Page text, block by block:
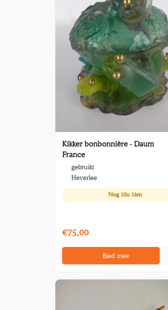
Kikker bonbonnière - Daum
France
gebruikt
Heverlee
Nog 10u 16m
€75,00
Bied mee